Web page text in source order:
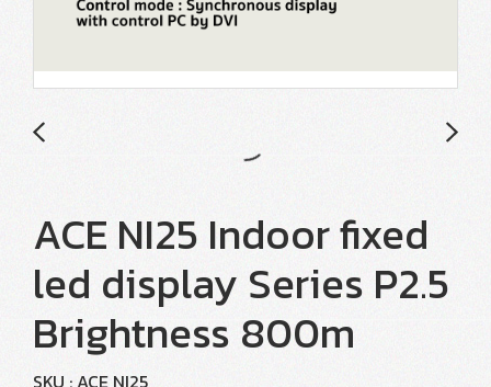
ACE NI25 Indoor fixed
led display Series P2.5
Brightness 800m
SKU : ACE NI25